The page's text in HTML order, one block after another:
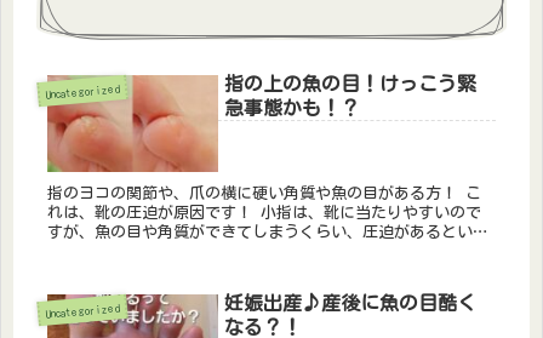
Uncategorized
指の上の魚の目！けっこう緊
急事態かも！？
指のヨコの関節や、爪の横に硬い角質や魚の目がある方！ こ
れは、靴の圧迫が原因です！ 小指は、靴に当たりやすいので
すが、魚の目や角質ができてしまうくらい、圧迫があるという
Uncategorized
妊娠出産♪産後に魚の目酷く
なる？！